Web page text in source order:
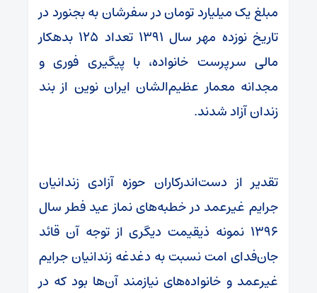
مبلغ یک میلیارد تومان در سفرشان به بجنورد در
تاریخ نوزده مهر سال ۱۳۹۱ تعداد ۱۲۵ بدهکار
مالی سرپرست خانواده، با پیگیری فوری و
مجدانه معمار عظیم‌الشان ایران نوین از بند
زندان آزاد شدند.
تقدیر از دست‌اندرکاران حوزه آزادی زندانیان
جرایم غیرعمد در خطبه‌های نماز عید فطر سال
۱۳۹۶ نمونه ذیقیمت دیگری از توجه آن قائد
جان‌فدای امت نسبت به دغدغه زندانیان جرایم
غیرعمد و خانواده‌های نیازمند آن‌ها بود که در